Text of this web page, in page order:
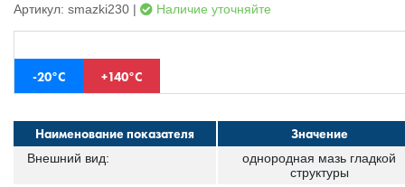
Артикул: smazki230 | Наличие уточняйте
-20°С +140°С
Наименование показателя Значение
Внешний вид:
однородная мазь гладкой
структуры